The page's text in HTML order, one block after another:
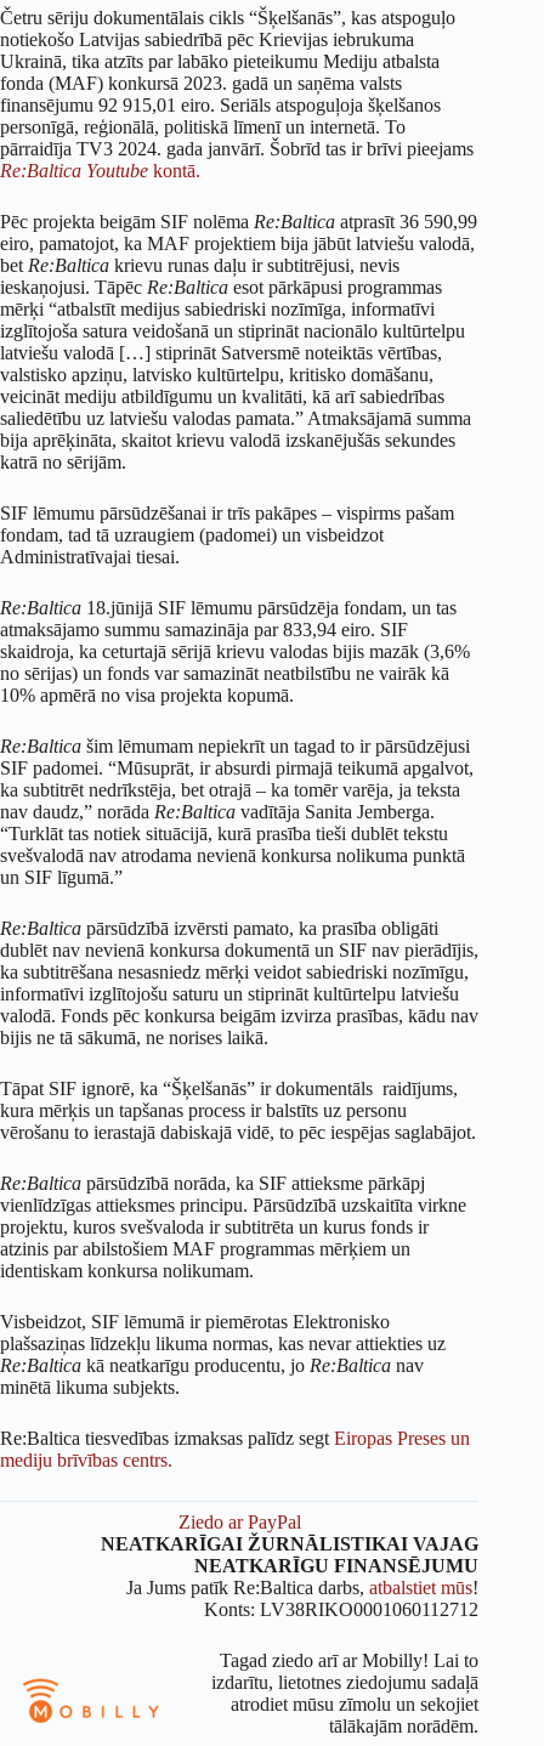
Četru sēriju dokumentālais cikls “Šķelšanās”, kas atspoguļo
notiekošo Latvijas sabiedrībā pēc Krievijas iebrukuma
Ukrainā, tika atzīts par labāko pieteikumu Mediju atbalsta
fonda (MAF) konkursā 2023. gadā un saņēma valsts
finansējumu 92 915,01 eiro. Seriāls atspoguļoja šķelšanos
personīgā, reģionālā, politiskā līmenī un internetā. To
pārraidīja TV3 2024. gada janvārī. Šobrīd tas ir brīvi pieejams
Re:Baltica Youtube kontā.
Pēc projekta beigām SIF nolēma Re:Baltica atprasīt 36 590,99
eiro, pamatojot, ka MAF projektiem bija jābūt latviešu valodā,
bet Re:Baltica krievu runas daļu ir subtitrējusi, nevis
ieskaņojusi. Tāpēc Re:Baltica esot pārkāpusi programmas
mērķi “atbalstīt medijus sabiedriski nozīmīga, informatīvi
izglītojoša satura veidošanā un stiprināt nacionālo kultūrtelpu
latviešu valodā […] stiprināt Satversmē noteiktās vērtības,
valstisko apziņu, latvisko kultūrtelpu, kritisko domāšanu,
veicināt mediju atbildīgumu un kvalitāti, kā arī sabiedrības
saliedētību uz latviešu valodas pamata.” Atmaksājamā summa
bija aprēķināta, skaitot krievu valodā izskanējušās sekundes
katrā no sērijām.
SIF lēmumu pārsūdzēšanai ir trīs pakāpes – vispirms pašam
fondam, tad tā uzraugiem (padomei) un visbeidzot
Administratīvajai tiesai.
Re:Baltica 18.jūnijā SIF lēmumu pārsūdzēja fondam, un tas
atmaksājamo summu samazināja par 833,94 eiro. SIF
skaidroja, ka ceturtajā sērijā krievu valodas bijis mazāk (3,6%
no sērijas) un fonds var samazināt neatbilstību ne vairāk kā
10% apmērā no visa projekta kopumā.
Re:Baltica šim lēmumam nepiekrīt un tagad to ir pārsūdzējusi
SIF padomei. “Mūsuprāt, ir absurdi pirmajā teikumā apgalvot,
ka subtitrēt nedrīkstēja, bet otrajā – ka tomēr varēja, ja teksta
nav daudz,” norāda Re:Baltica vadītāja Sanita Jemberga.
“Turklāt tas notiek situācijā, kurā prasība tieši dublēt tekstu
svešvalodā nav atrodama nevienā konkursa nolikuma punktā
un SIF līgumā.”
Re:Baltica pārsūdzībā izvērsti pamato, ka prasība obligāti
dublēt nav nevienā konkursa dokumentā un SIF nav pierādījis,
ka subtitrēšana nesasniedz mērķi veidot sabiedriski nozīmīgu,
informatīvi izglītojošu saturu un stiprināt kultūrtelpu latviešu
valodā. Fonds pēc konkursa beigām izvirza prasības, kādu nav
bijis ne tā sākumā, ne norises laikā.
Tāpat SIF ignorē, ka “Šķelšanās” ir dokumentāls raidījums,
kura mērķis un tapšanas process ir balstīts uz personu
vērošanu to ierastajā dabiskajā vidē, to pēc iespējas saglabājot.
Re:Baltica pārsūdzībā norāda, ka SIF attieksme pārkāpj
vienlīdzīgas attieksmes principu. Pārsūdzībā uzskaitīta virkne
projektu, kuros svešvaloda ir subtitrēta un kurus fonds ir
atzinis par abilstošiem MAF programmas mērķiem un
identiskam konkursa nolikumam.
Visbeidzot, SIF lēmumā ir piemērotas Elektronisko
plašsaziņas līdzekļu likuma normas, kas nevar attiekties uz
Re:Baltica kā neatkarīgu producentu, jo Re:Baltica nav
minētā likuma subjekts.
Re:Baltica tiesvedības izmaksas palīdz segt Eiropas Preses un
mediju brīvības centrs.
Ziedo ar PayPal
NEATKARĪGAI ŽURNĀLISTIKAI VAJAG
NEATKARĪGU FINANSĒJUMU
Ja Jums patīk Re:Baltica darbs,atbalstiet mūs!
Konts: LV38RIKO0001060112712
Tagad ziedo arī ar Mobilly! Lai to
izdarītu, lietotnes ziedojumu sadaļā
atrodiet mūsu zīmolu un sekojiet
tālākajām norādēm.